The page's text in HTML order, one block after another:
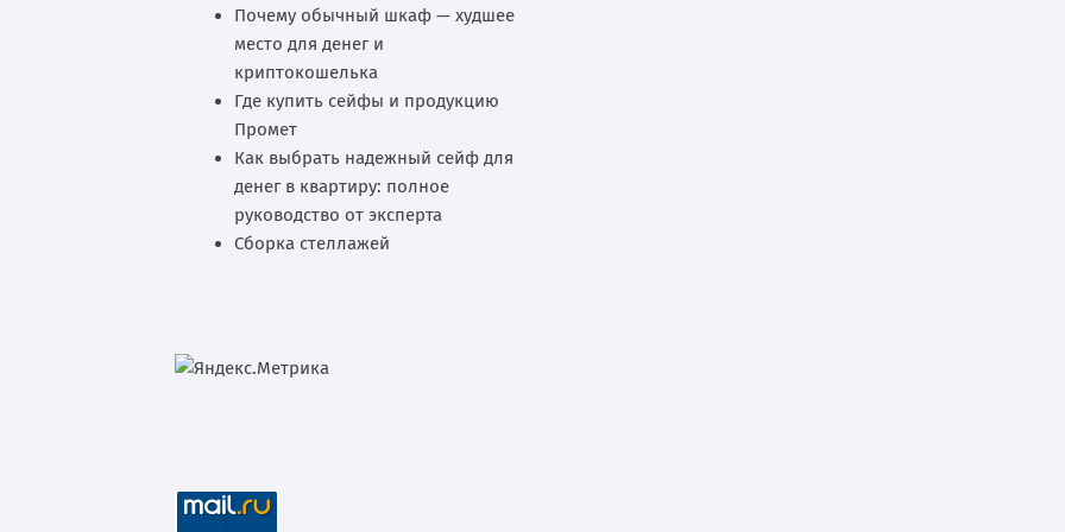
Почему обычный шкаф — худшее
место для денег и
криптокошелька
Где купить сейфы и продукцию
Промет
Как выбрать надежный сейф для
денег в квартиру: полное
руководство от эксперта
Сборка стеллажей